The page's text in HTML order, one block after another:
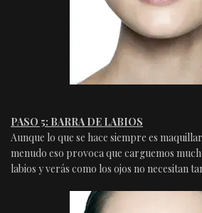
PASO 5: BARRA DE LABIOS
Aunque lo que se hace siempre es
menudo eso provoca que carguemos
labios y verás como los ojos no necesitan